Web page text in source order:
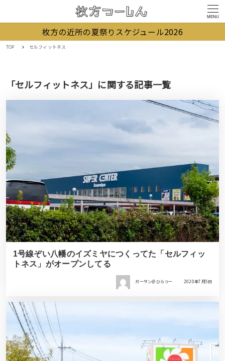
MENU
枚方の近所の夏祭りスケジュール2026
TOP セルフィットネス
「セルフィットネス」に関する記事一覧
1号線ぞい八幡のイズミヤにつくってた「セルフィッ
トネス」がオープンしてる
ガーサン＠ひらつー 2020年7月5日